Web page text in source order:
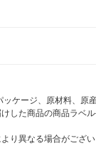
ケージ、原材料、原
した商品の商品ラベ
り異なる場合がござ